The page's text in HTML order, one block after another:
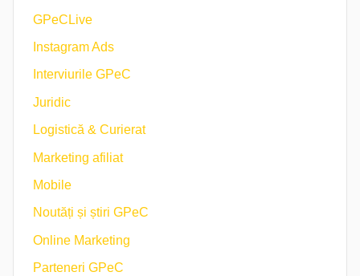
GPeCLive
Instagram Ads
Interviurile GPeC
Juridic
Logistică & Curierat
Marketing afiliat
Mobile
Noutăți și știri GPeC
Online Marketing
Parteneri GPeC